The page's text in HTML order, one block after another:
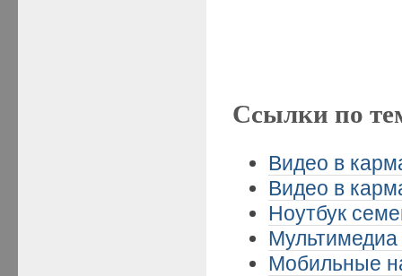
Ссылки по
Видео в
Видео в
Ноутбук
Мультимедиа
Мобильные